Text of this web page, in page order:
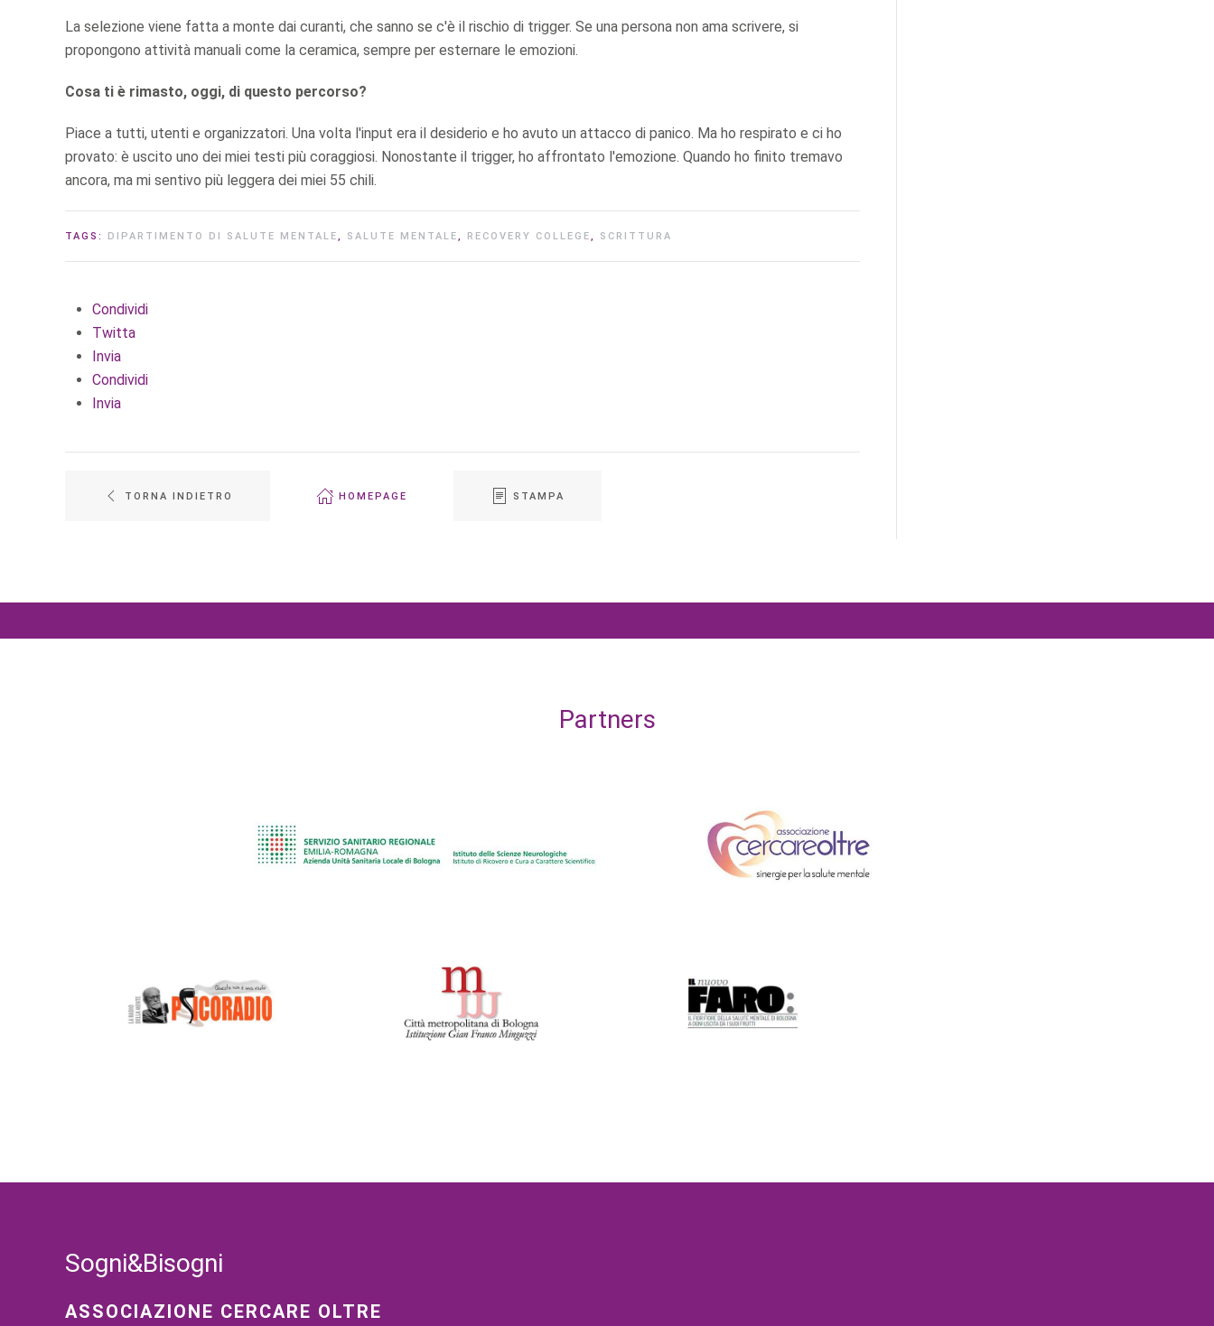
La selezione viene fatta a monte dai curanti, che sanno se c'è il rischio di trigger. Se una persona non ama scrivere, si
propongono attività manuali come la ceramica, sempre per esternare le emozioni.
Cosa ti è rimasto, oggi, di questo percorso?
Piace a tutti, utenti e organizzatori. Una volta l'input era il desiderio e ho avuto un attacco di panico. Ma ho respirato e ci ho
provato: è uscito uno dei miei testi più coraggiosi. Nonostante il trigger, ho affrontato l'emozione. Quando ho finito tremavo
ancora, ma mi sentivo più leggera dei miei 55 chili.
TAGS: DIPARTIMENTO DI SALUTE MENTALE, SALUTE MENTALE, RECOVERY COLLEGE, SCRITTURA
Condividi
Twitta
Invia
Condividi
Invia
TORNA INDIETRO HOMEPAGE STAMPA
Partners
Sogni&Bisogni
ASSOCIAZIONE CERCARE OLTRE